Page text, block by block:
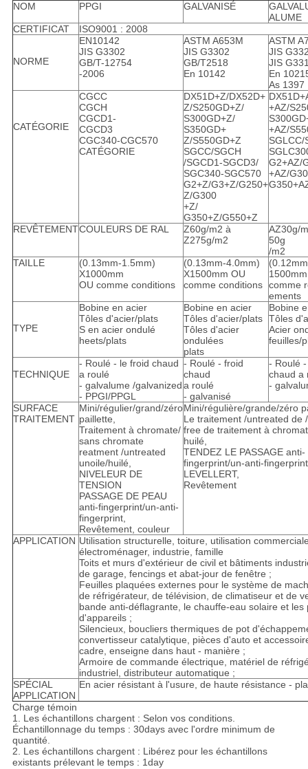
NOM
PPGI GALVANISÉ
ALUME
CERTIFICAT
ISO9001 : 2008
NORME
EN10142
JIS G3302
GB/T-12754
-2006
ASTM A653M
JIS G3302
GB/T2518
En 10142
ASTM
JIS
JIS
En
As 1397
CATÉGORIE
CGCC
CGCH
CGCD1-
CGCD3
CGC340-CGC570
CATÉGORIE
DX51D+Z/DX52D+
Z/S250GD+Z/
S300GD+Z/
S350GD+
Z/S550GD+Z
SGCC/SGCH
/SGCD1-SGCD3/
SGC340-SGC570
G2+Z/G3+Z/G250+
Z/G300
+Z/
G350+Z/G550+Z
+AZ/
+AZ/
SGLCC/
G2+AZ/
+AZ/
REVÊTEMENTCOULEURS DE RAL
Z60g/m2 à
Z275g/m2
AZ30g/
50g
/m2
TAILLE
(0.13mm-1.5mm)
X1000mm
OU comme conditions
(0.13mm-4.0mm)
X1500mm OU
comme conditions comme
ements
TYPE
Bobine en acier
Tôles d'acier/plats
S en acier ondulé
heets/plats
Bobine en acier
Tôles d'acier/plats
Tôles d'acier
ondulées
plats
Bobine
Tôles
Acier
feuilles/
TECHNIQUE
- Roulé - le froid chaud
a roulé
- galvalume /galvanized
- PPGI/PPGL
- Roulé - froid
chaud
a roulé
- galvanisé
- Roulé
chaud a
-
SURFACE
TRAITEMENT
Mini/régulier/grand/zéro
paillette,
Traitement à chromate/
sans chromate
reatment /untreated
unoile/huilé,
NIVELEUR DE
TENSION
PASSAGE DE PEAU
anti-fingerprint/un-anti-
fingerprint,
Revêtement, couleur
Mini/régulière/grande/zéro
Le traitement /untreated de
free de traitement à
huilé,
TENDEZ LE PASSAGE anti-
fingerprint/un-anti-
LEVELLERT,
Revêtement
APPLICATION Utilisation structurelle, toiture, utilisation
électroménager, industrie, famille
Toits et murs d'extérieur de civil et bâtiments
de garage, fencings et abat-jour de fenêtre ;
Feuilles plaquées externes pour le système de
de réfrigérateur, de télévision, de climatiseur et de
bande anti-déflagrante, le chauffe-eau solaire et les
d'appareils ;
Silencieux, boucliers thermiques de pot
convertisseur catalytique, pièces d'auto et
cadre, enseigne dans haut - manière ;
Armoire de commande électrique, matériel de
industriel, distributeur automatique ;
SPÉCIAL
APPLICATION
En acier résistant à l'usure, de haute résistance -
Charge témoin
1. Les échantillons chargent : Selon vos conditions.
Échantillonnage du temps : 30days avec l'ordre minimum de
quantité.
2. Les échantillons chargent : Libérez pour les échantillons
existants prélevant le temps : 1day